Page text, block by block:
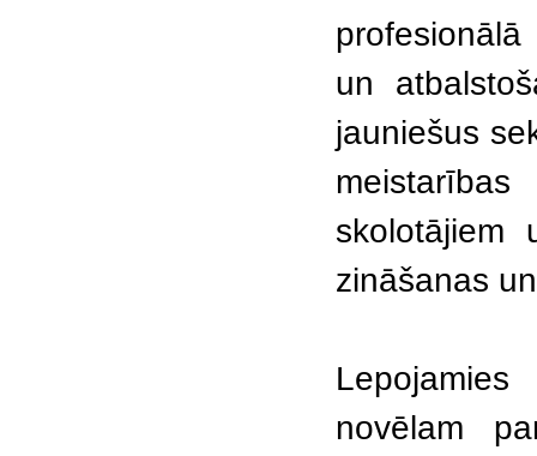
un
jauniešus
skolotājiem
zināšanas
novēlam